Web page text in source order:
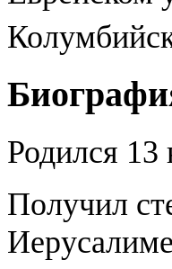
Родился 13
Получил